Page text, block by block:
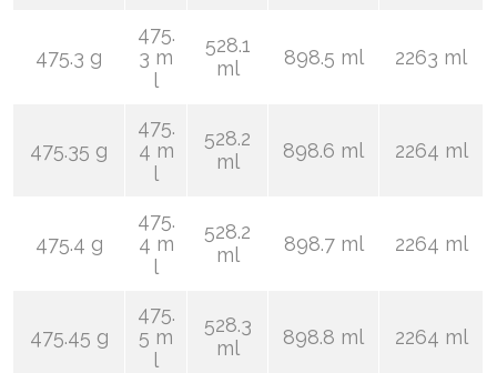
475.3 g
475.
3 m
l
528.1
ml
898.5 ml 2263 ml
475.35 g
475.
4 m
l
528.2
ml
898.6 ml 2264 ml
475.4 g
475.
4 m
l
528.2
ml
898.7 ml 2264 ml
475.45 g
475.
5 m
l
528.3
ml
898.8 ml 2264 ml